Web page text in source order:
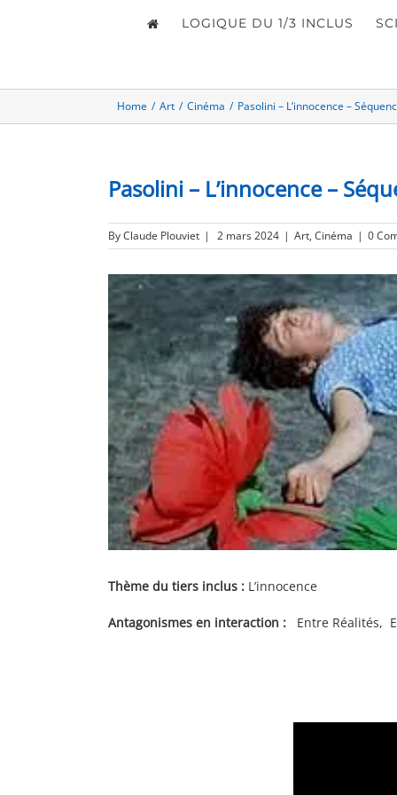
LOGIQUE DU 1/3 INCLUS
Home / Art / Cinéma / Pasolini – L’innocence –
Pasolini – L’innocence –
ByClaude Plouviet | 2 mars 2024 | Art, Cinéma | 0
View
Larger
Image
Thème du tiers inclus : L’innocence
Antagonismes en interaction : Entre Réalités,